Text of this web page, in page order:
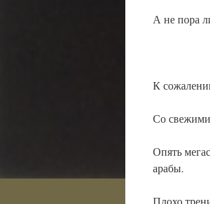
А не пора
К
Со свежими
Опять
арабы.
Плохо